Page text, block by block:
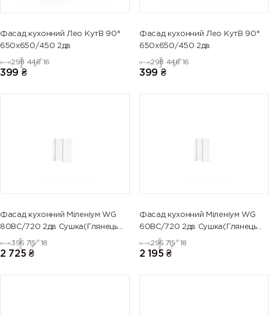
Фасад кухонний Лео КутВ 90°
650х650/450 2дв
298 446 16
399 ₴
Фасад кухонний Лео КутВ 90°
650х650/450 2дв
298 446 16
399 ₴
Фасад кухонний Міленіум WG
80ВС/720 2дв Сушка(Глянець
Білий)
396 715 18
2 725 ₴
Фасад кухонний Міленіум WG
60ВС/720 2дв Сушка(Глянець
Білий (Серія М))
296 715 18
2 195 ₴